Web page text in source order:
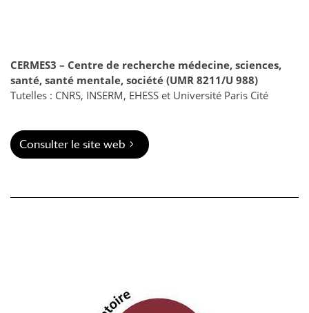
CERMES3 – Centre de recherche médecine, sciences,
santé, santé mentale, société (UMR 8211/U 988)
Tutelles : CNRS, INSERM, EHESS et Université Paris Cité
Consulter le site web